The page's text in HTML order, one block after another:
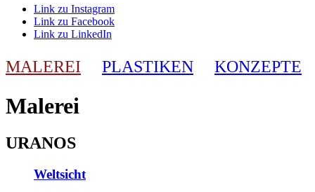
Link zu Instagram
Link zu Facebook
Link zu LinkedIn
MALEREI PLASTIKEN KONZEPTE
Malerei
URANOS
Weltsicht